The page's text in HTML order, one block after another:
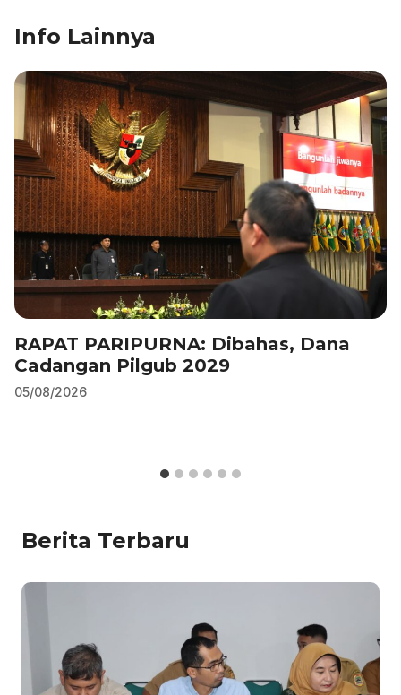
Info Lainnya
RAPAT PARIPURNA: Dibahas, Dana
Cadangan Pilgub 2029
05/08/2026
Berita Terbaru